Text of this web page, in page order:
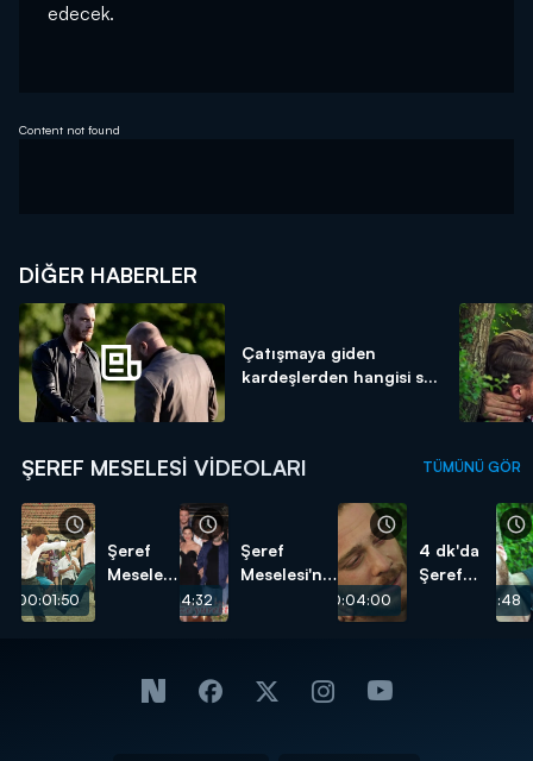
edecek.
Content not found
DIĞER HABERLER
Çatışmaya giden
kardeşlerden hangisi s...
ŞEREF MESELESI VIDEOLARI TÜMÜNÜ GÖR
00:01:50
Şeref
Meselesi
00:04:32
Şeref
Meselesi'nin
00:04:00
4 dk'da
Şeref
00:02:48